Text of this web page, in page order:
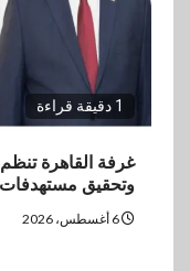
1 دقيقة قراءة
غرفة القاهرة
وتحقيق مستهدفات